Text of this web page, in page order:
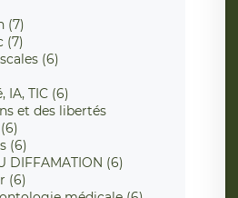
(7)
(7)
(6)
IA, TIC (6)
et des libertés
(6)
DIFFAMATION (6)
(6)